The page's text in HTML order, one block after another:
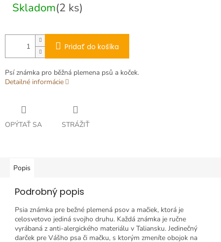
cena:
Skladom(2 ks)
Pridať do košíka
Psí známka pro běžná plemena psů a koček.
Detailné informácie
OPÝTAŤ SA STRÁŽIŤ
Popis
Podrobný popis
Psia známka pre bežné plemená psov a mačiek, ktorá je
celosvetovo jediná svojho druhu. Každá známka je ručne
vyrábaná z anti-alergického materiálu v Taliansku. Jedinečný
darček pre Vášho psa či mačku, s ktorým zmeníte obojok na